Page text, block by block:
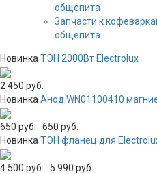
общепита
Запчасти к
общепита
Новинка ТЭН 2000Вт Electrolux
2 450 руб.
Новинка Анод WN01100410
650 руб.
650 руб.
Новинка ТЭН фланец для
4 500 руб. 5 990 руб.